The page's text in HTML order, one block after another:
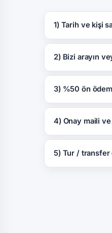
1) Tarih ve kişi
2) Bizi arayın
3) %50 ön
4) Onay maili ve
5) Tur / transfer